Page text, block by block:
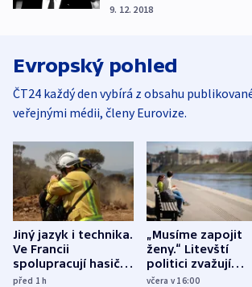
9. 12. 2018
Evropský pohled
ČT24 každý den vybírá z obsahu
veřejnými médii, členy Eurovize.
Jiný jazyk i technika.
Ve Francii
spolupracují hasiči z
různých zemí
před 1h
„Musíme zapojit
ženy.“ Litevští
politici zvažují
dohodu o
včera v 16:00